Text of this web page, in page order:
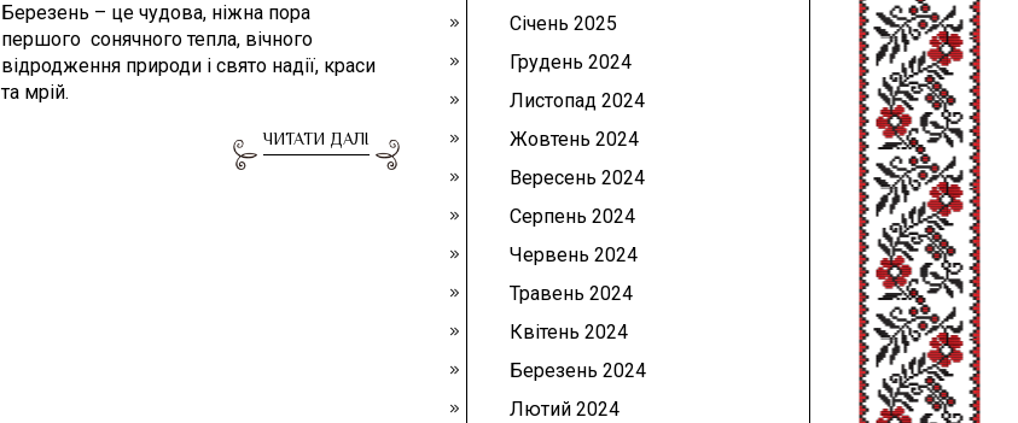
Березень – це чудова, ніжна пора
першого сонячного тепла, вічного
відродження природи і свято надії, краси
та мрій.
ЧИТАТИ ДАЛІ
Січень 2025
Грудень 2024
Листопад 2024
Жовтень 2024
Вересень 2024
Серпень 2024
Червень 2024
Травень 2024
Квітень 2024
Березень 2024
Лютий 2024